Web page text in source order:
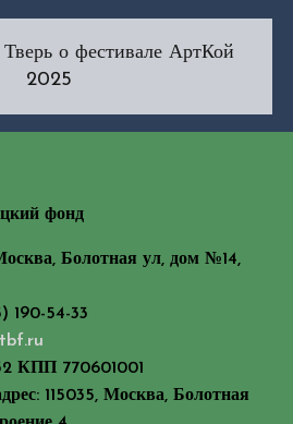
о фестивале АртКой
2025
фонд
Болотная ул, дом №14,
190-54-33
КПП 770601001
115035, Москва, Болотная